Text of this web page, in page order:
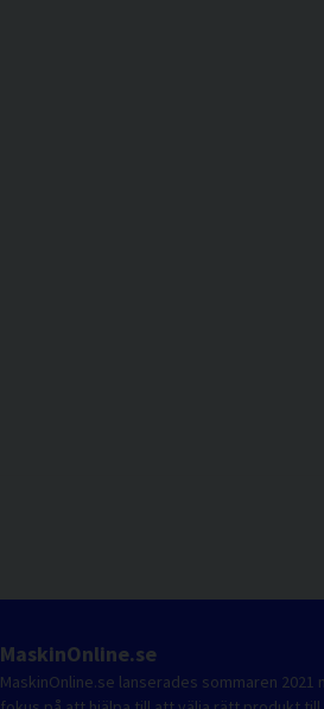
MaskinOnline.se
MaskinOnline.se lanserades sommaren 2021